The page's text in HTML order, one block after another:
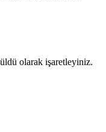
olarak işaretleyiniz.